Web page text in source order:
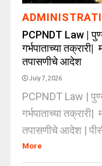
PCPNDT Law |
गर्भपाताच्या
तपासणीचे आदेश
July 7, 2026
PCPNDT Law |
गर्भपाताच्या
तपासणीचे आदेश |
More